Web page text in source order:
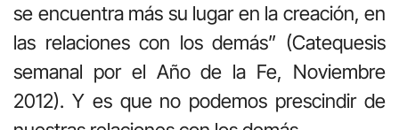
se encuentra más su lugar en la creación, en
las relaciones con los demás” (Catequesis
semanal por el Año de la Fe, Noviembre
2012). Y es que no podemos prescindir de